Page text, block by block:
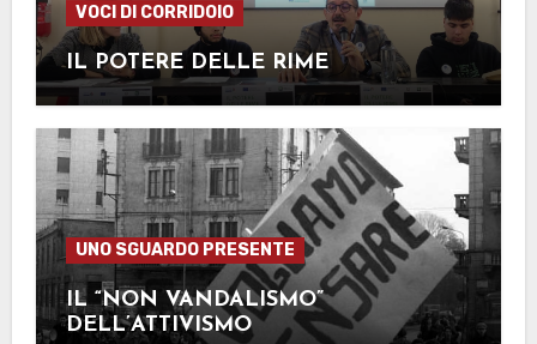
VOCI DI CORRIDOIO
IL POTERE DELLE RIME
UNO SGUARDO PRESENTE
IL “NON VANDALISMO”
DELL’ATTIVISMO